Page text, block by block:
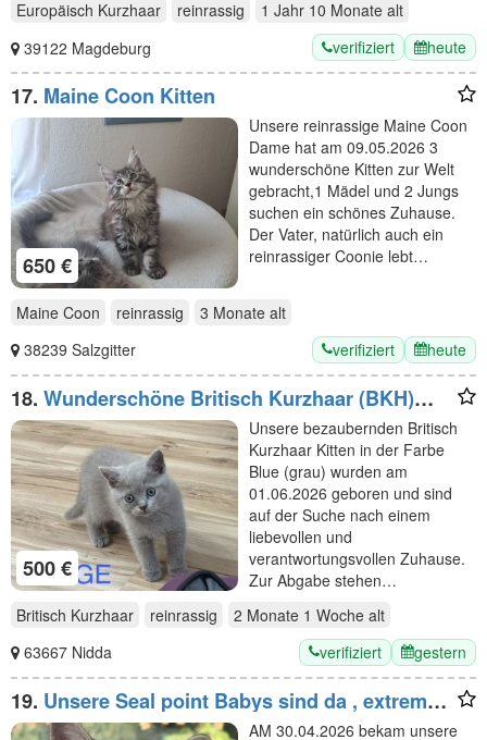
Europäisch Kurzhaar reinrassig 1 Jahr 10 Monate alt
39122 Magdeburg
verifiziert heute
17. Maine Coon Kitten
650 €
Unsere reinrassige Maine Coon
Dame hat am 09.05.2026 3
wunderschöne Kitten zur Welt
gebracht,1 Mädel und 2 Jungs
suchen ein schönes Zuhause.
Der Vater, natürlich auch ein
reinrassiger Coonie lebt…
Maine Coon reinrassig 3 Monate alt
38239 Salzgitter
verifiziert heute
18. Wunderschöne Britisch Kurzhaar (BKH)
Kitten suchen ein liebevolles zu Hause
500 €
Unsere bezaubernden Britisch
Kurzhaar Kitten in der Farbe
Blue (grau) wurden am
01.06.2026 geboren und sind
auf der Suche nach einem
liebevollen und
verantwortungsvollen Zuhause.
Zur Abgabe stehen…
Britisch Kurzhaar
reinrassig 2 Monate 1 Woche alt
63667 Nidda
verifiziert gestern
19. Unsere Seal point Babys sind da , extrem
selten Stammbaum,gechippt ,AM 30.04.2026 bekam unsere